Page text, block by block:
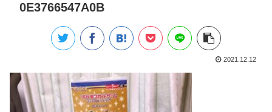
0E3766547A0B
2021.12.12